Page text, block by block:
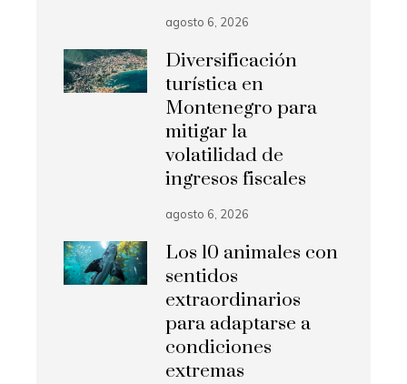
agosto 6, 2026
Diversificación
turística en
Montenegro para
mitigar la
volatilidad de
ingresos fiscales
agosto 6, 2026
Los 10 animales con
sentidos
extraordinarios
para adaptarse a
condiciones
extremas